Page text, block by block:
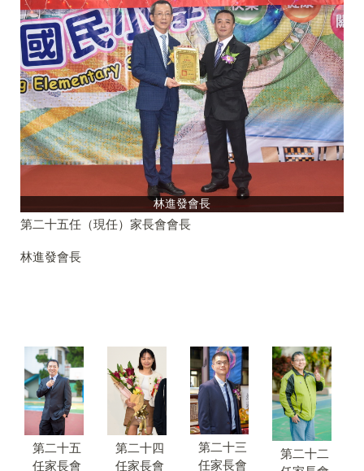
林進發會長
第二十五任（現任）家長會會長
林進發會長
第二十五
任家長會
第二十四
任家長會
第二十三
任家長會
第二十二